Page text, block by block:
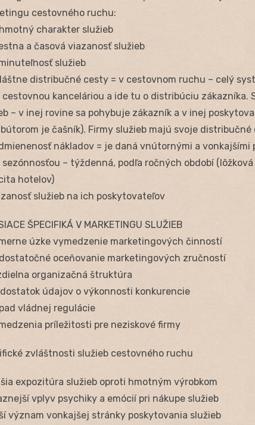
cestovného ruchu:
charakter služieb
a časová viazanosť služieb
služieb
distribučné cesty = v cestovnom ruchu – celý
cestovnou kanceláriou a ide tu o distribúciu zákazníka.
– v inej rovine sa pohybuje zákazník a v inej
je čašník). Firmy služieb majú svoje distribučné
nákladov = je daná vnútornými a vonkajšími
sezónnosťou – týždenná, podľa ročných období (lôžková
hotelov)
služieb na ich poskytovateľov
ŠPECIFIKÁ V MARKETINGU SLUŽIEB
úzke vymedzenie marketingových činností
oceňovanie marketingových zručností
organizačná štruktúra
údajov o výkonnosti konkurencie
vládnej regulácie
príležitosti pre neziskové firmy
zvláštnosti služieb cestovného ruchu
expozitúra služieb oproti hmotným výrobkom
vplyv psychiky a emócií pri nákupe služieb
význam vonkajšej stránky poskytovania služieb